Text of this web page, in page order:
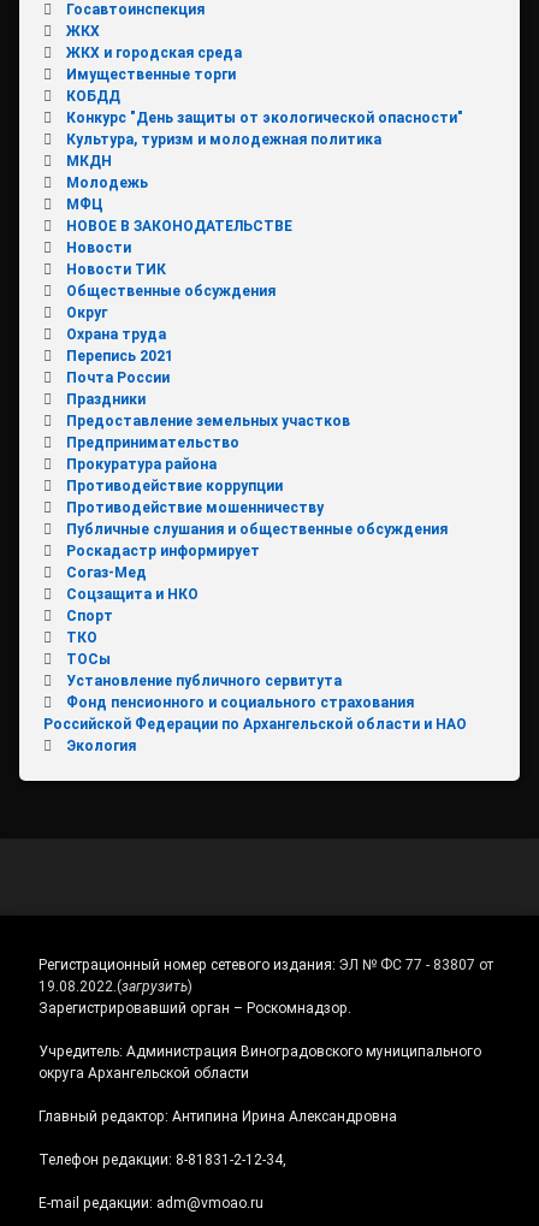
Госавтоинспекция
ЖКХ
ЖКХ и городская среда
Имущественные торги
КОБДД
Конкурс "День защиты от экологической опасности"
Культура, туризм и молодежная политика
МКДН
Молодежь
МФЦ
НОВОЕ В ЗАКОНОДАТЕЛЬСТВЕ
Новости
Новости ТИК
Общественные обсуждения
Округ
Охрана труда
Перепись 2021
Почта России
Праздники
Предоставление земельных участков
Предпринимательство
Прокуратура района
Противодействие коррупции
Противодействие мошенничеству
Публичные слушания и общественные обсуждения
Роскадастр информирует
Согаз-Мед
Соцзащита и НКО
Спорт
ТКО
ТОСы
Установление публичного сервитута
Фонд пенсионного и социального страхования
Российской Федерации по Архангельской области и НАО
Экология
Регистрационный номер сетевого издания: ЭЛ № ФС 77 - 83807 от
19.08.2022.(загрузить)
Зарегистрировавший орган – Роскомнадзор.
Учредитель: Администрация Виноградовского муниципального
округа Архангельской области
Главный редактор: Антипина Ирина Александровна
Телефон редакции: 8-81831-2-12-34,
E-mail редакции: adm@vmoao.ru